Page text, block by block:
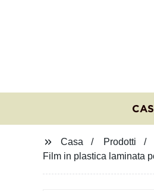
Casa
Prodotti
Film in plastica laminata